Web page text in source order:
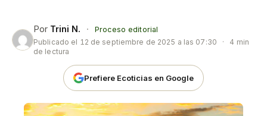
Por Trini N. ·
Proceso editorial
Publicado el 12 de septiembre de 2025 a las 07:30 ·
4 min
de lectura
Prefiere Ecoticias en Google